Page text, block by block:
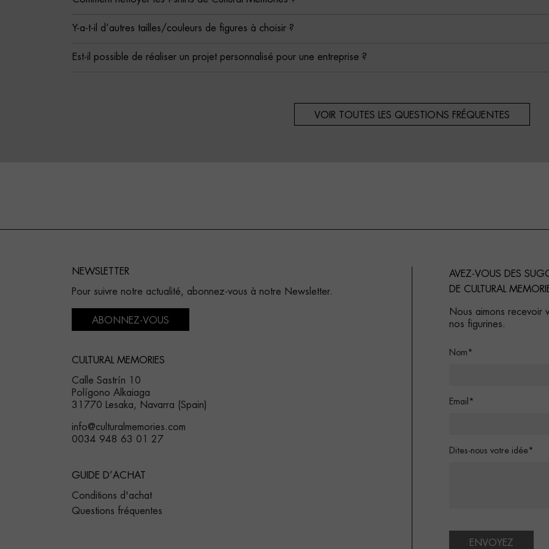
Y-a-t-il d’autres tailles/couleurs de figures à choisir ?
Est-il possible de réaliser un projet personnalisé pour une entreprise ?
VOIR TOUTES LES QUESTIONS FRÉQUENTES
NEWSLETTER
Pour suivre notre actualité, abonnez-vous à notre Newsletter.
ABONNEZ-VOUS
CULTURAL MEMORIES
Calle Sastrín 10
Polígono Alkaiaga
31770 Lesaka, Navarra (Spain)
info@culturalmemories.com
0034 948 63 01 27
GUIDE D’ACHAT
Conditions d'achat
Questions fréquentes
AVEZ-VOUS DES
DE CULTURAL
Nous aimons recevoir
nos figurines.
Nom*
Email*
Dites-nous votre idée*
ENVOYEZ